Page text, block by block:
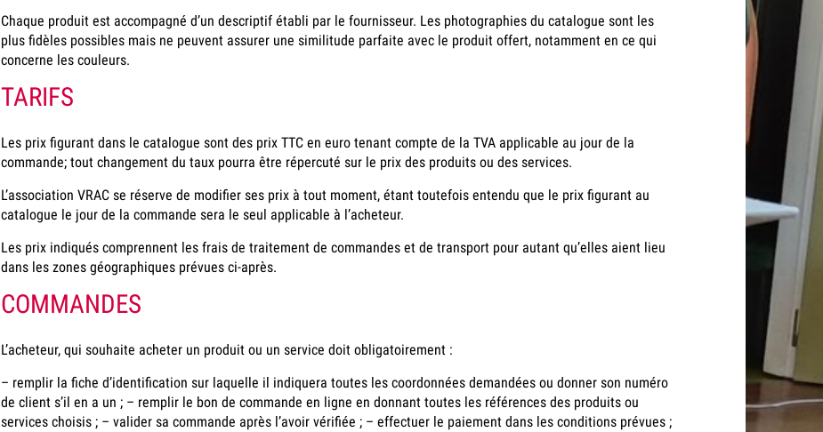
Chaque produit est accompagné d’un descriptif établi par le fournisseur. Les photographies du catalogue sont les
plus fidèles possibles mais ne peuvent assurer une similitude parfaite avec le produit offert, notamment en ce qui
concerne les couleurs.
TARIFS
Les prix figurant dans le catalogue sont des prix TTC en euro tenant compte de la TVA applicable au jour de la
commande; tout changement du taux pourra être répercuté sur le prix des produits ou des services.
L’association VRAC se réserve de modifier ses prix à tout moment, étant toutefois entendu que le prix figurant au
catalogue le jour de la commande sera le seul applicable à l’acheteur.
Les prix indiqués comprennent les frais de traitement de commandes et de transport pour autant qu’elles aient lieu
dans les zones géographiques prévues ci-après.
COMMANDES
L’acheteur, qui souhaite acheter un produit ou un service doit obligatoirement :
– remplir la fiche d’identification sur laquelle il indiquera toutes les coordonnées demandées ou donner son numéro
de client s’il en a un ; – remplir le bon de commande en ligne en donnant toutes les références des produits ou
services choisis ; – valider sa commande après l’avoir vérifiée ; – effectuer le paiement dans les conditions prévues ;